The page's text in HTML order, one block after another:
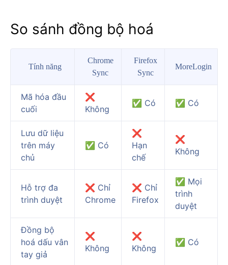
So sánh đồng bộ hoá
Tính năng
Chrome
Sync
Firefox
Sync
MoreLogin
Mã hóa đầu
cuối
❌
Không
✅ Có ✅ Có
Lưu dữ liệu
trên máy
chủ
✅ Có
❌
Hạn
chế
❌
Không
Hỗ trợ đa
trình duyệt
❌ Chỉ
Chrome
❌ Chỉ
Firefox
✅ Mọi
trình
duyệt
Đồng bộ
hoá dấu vân
tay giả
❌
Không
❌
Không
✅ Có